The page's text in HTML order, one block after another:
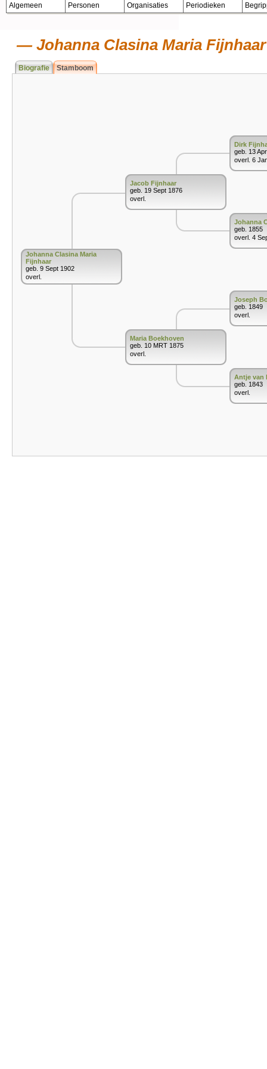
Algemeen Personen Organisaties Periodieken
Johanna Clasina Maria Fijnhaar
Biografie Stamboom
Johanna Clasina Maria
Fijnhaar
geb. 9 Sept 1902
overl.
Jacob Fijnhaar
geb. 19 Sept 1876
overl.
Maria Boekhoven
geb. 10 MRT 1875
overl.
Dirk
geb. 13
overl. 6
Johanna
geb. 1855
overl. 4
Joseph
geb. 1849
overl.
Antje van
geb. 1843
overl.